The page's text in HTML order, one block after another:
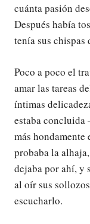
cuánta pasión
Después había
tenía sus chispas
Poco a poco el
amar las tareas
íntimas
estaba
más hondamente
probaba la
dejaba por ahí, y
al oír sus
escucharlo.